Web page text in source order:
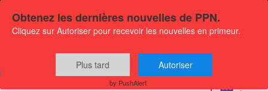
Communiqués
Obtenez les dernières nouvelles de PPN.
Cliquez sur Autoriser pour recevoir les nouvelles en primeur.
Plus tard Autoriser
by PushAlert